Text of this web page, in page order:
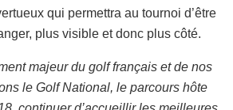
qui permettra au tournoi d’être
plus visible et donc plus côté.
majeur du golf français et de nos
le Golf National, le parcours hôte